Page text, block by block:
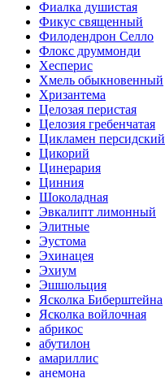
Фиалка душистая
Фикус священный
Филодендрон Селло
Флокс друммонди
Хесперис
Хмель обыкновенный
Хризантема
Целозая перистая
Целозия гребенчатая
Цикламен персидский
Цикорий
Цинерария
Цинния
Шоколадная
Эвкалипт лимонный
Элитные
Эустома
Эхинацея
Эхиум
Эшшольция
Ясколка Биберштейна
Ясколка войлочная
абрикос
абутилон
амариллис
анемона